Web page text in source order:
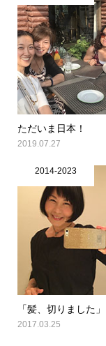
ただいま日本！
2019.07.27
2014-2023
「髪、切りました」
2017.03.25